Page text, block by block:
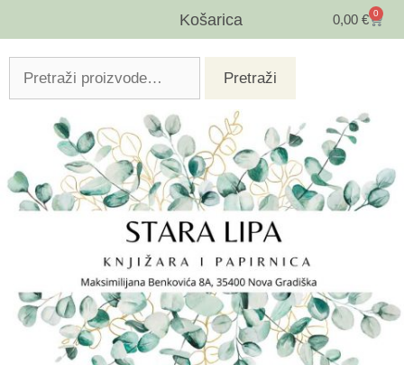
Košarica 0,00 € 0
Pretraži